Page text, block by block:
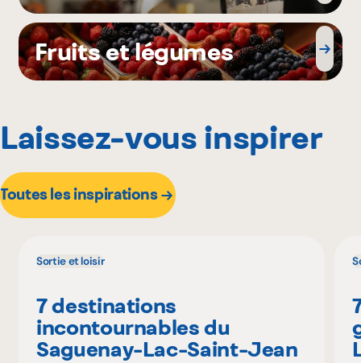
Fruits et légumes
Laissez-vous inspirer
Toutes les inspirations
Sortie et loisir
7 destinations
incontournables du
Saguenay-Lac-Saint-Jean